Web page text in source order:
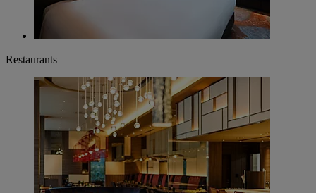
Restaurants